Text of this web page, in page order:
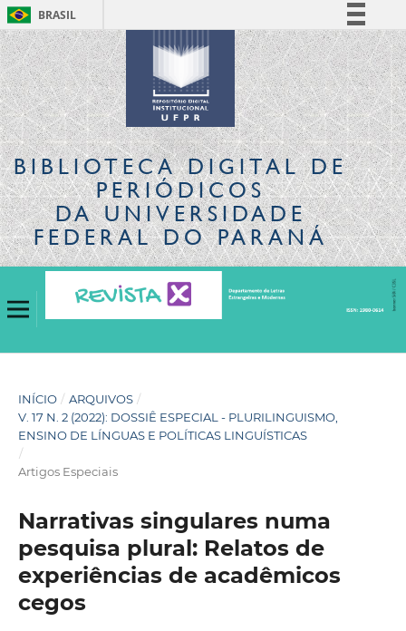
BRASIL
Simplifique!
Comunica BR
Participe
Acesso à informação
Legislação
Canais
BIBLIOTECA DIGITALDE
PERIÓDICOS
DA UNIVERSIDADE
FEDERAL DO PARANÁ
INÍCIO / ARQUIVOS /
V. 17 N. 2 (2022): DOSSIÊ ESPECIAL - PLURILINGUISMO,
ENSINO DE LÍNGUAS E POLÍTICAS LINGUÍSTICAS
/
Artigos Especiais
Narrativas singulares numa
pesquisa plural: Relatos de
experiências de acadêmicos
cegos